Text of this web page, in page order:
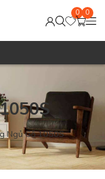
0 0
Ngủ Gỗ 1050S